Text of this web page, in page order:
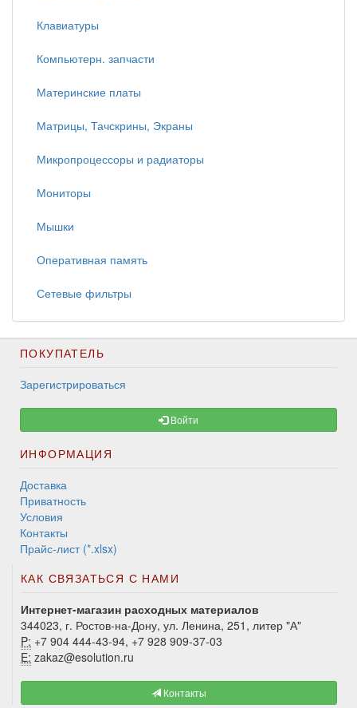
Клавиатуры
Компьютерн. запчасти
Материнские платы
Матрицы, Тачскрины, Экраны
Микропроцессоры и радиаторы
Мониторы
Мышки
Оперативная память
Сетевые фильтры
ПОКУПАТЕЛЬ
Зарегистрироваться
Войти
ИНФОРМАЦИЯ
Доставка
Приватность
Условия
Контакты
Прайс-лист (*.xlsx)
КАК СВЯЗАТЬСЯ С НАМИ
Интернет-магазин расходных материалов
344023, г. Ростов-на-Дону, ул. Ленина, 251, литер "А"
P: +7 904 444-43-94, +7 928 909-37-03
E: zakaz@esolution.ru
Контакты